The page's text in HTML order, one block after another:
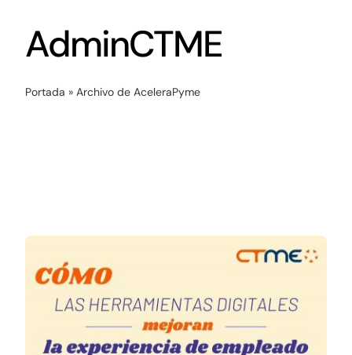
Antena Tecnológica
Eventos
AdminCTME
Portada » Archivo de AceleraPyme